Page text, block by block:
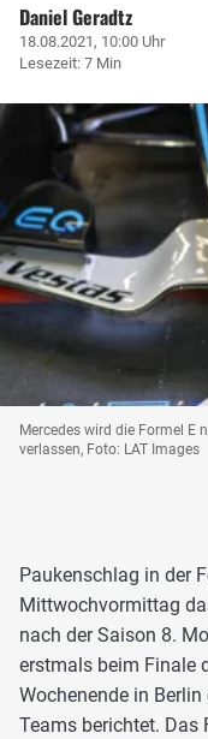
Daniel Geradtz
18.08.2021, 10:00 Uhr
Lesezeit: 7 Min
Mercedes wird die Formel E
verlassen, Foto: LAT Images
Paukenschlag in der
Mittwochvormittag
nach der Saison 8.
erstmals beim Finale
Wochenende in
Teams berichtet. Das